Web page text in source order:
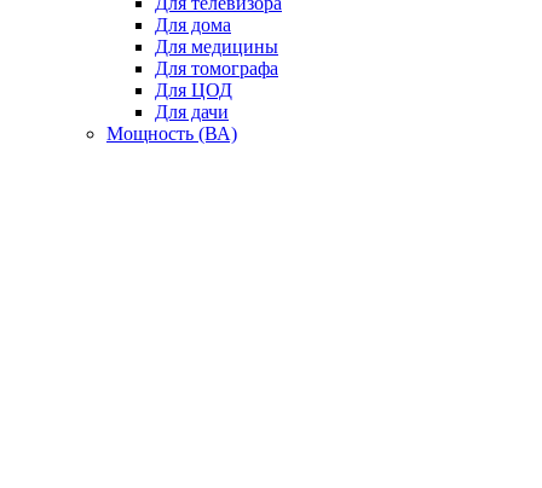
Для дома
Для медицины
Для томографа
Для ЦОД
Для дачи
Мощность (ВА)